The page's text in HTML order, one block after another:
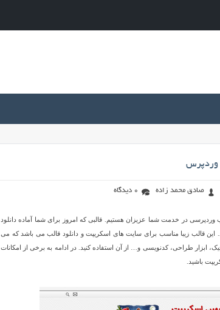
صادق محمد زاده 0 دیدگاه
وردپرسی در خدمت شما عزیزان هستیم. قالبی که امروز برای شما آماده دانلود
این قالب زیبا مناسب برای سایت های اسکریپت و دانلود قالب می باشد که می
ابزار طراحی، کدنویسی و… از آن استفاده کنید. در ادامه به برخی از امکانات
باشید.